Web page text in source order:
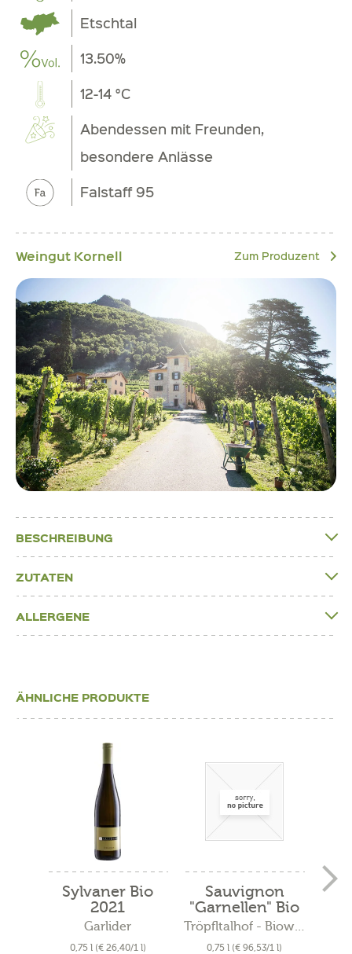
Etschtal
13.50%
12-14 °C
Abendessen mit Freunden,
besondere Anlässe
Falstaff 95
Weingut Kornell Zum Produzent
BESCHREIBUNG
ZUTATEN
ALLERGENE
ÄHNLICHE PRODUKTE
Sylvaner Bio
2021
Garlider
0,75 l (€ 26,40/1 l)
Sauvignon
"Garnellen" Bio
2019
Tröpfltalhof - Bioweinhof
0,75 l (€ 96,53/1 l)